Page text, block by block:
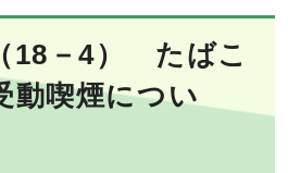
18－4） たばこ
動喫煙につい